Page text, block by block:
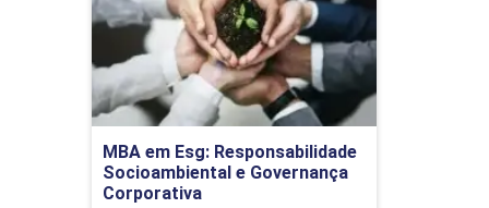
Mediação, conciliação e
arbitragem: conceitos
Mediação e Arbitragem:
Fundamentação Legal
MBA em Esg: Responsabilidade
Socioambiental e Governança
Corporativa
Socioambiental e
Governança Corporativa
Detalhes do curso
Ir para Inscrição